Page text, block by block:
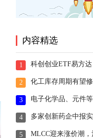
内容精选
1 科创创业ETF易方达
2 化工库存周期有望
3 电子化学品、元件
4 多家创新药企中报
5 MLCC迎来涨价潮